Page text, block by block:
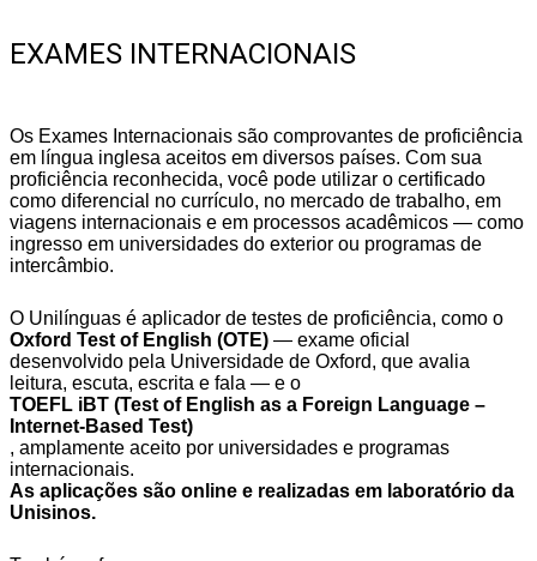
EXAMES INTERNACIONAIS
Os Exames Internacionais são comprovantes de proficiência
em língua inglesa aceitos em diversos países. Com sua
proficiência reconhecida, você pode utilizar o certificado
como diferencial no currículo, no mercado de trabalho, em
viagens internacionais e em processos acadêmicos — como
ingresso em universidades do exterior ou programas de
intercâmbio.
O Unilínguas é aplicador de testes de proficiência, como o
Oxford Test of English (OTE) — exame oficial
desenvolvido pela Universidade de Oxford, que avalia
leitura, escuta, escrita e fala — e o
TOEFL iBT (Test of English as a Foreign Language –
Internet-Based Test)
, amplamente aceito por universidades e programas
internacionais.
As aplicações são online e realizadas em laboratório da
Unisinos.